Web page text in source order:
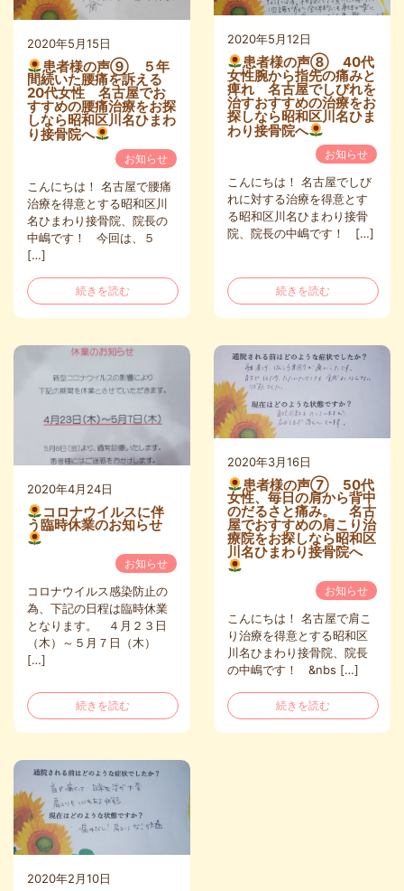
2020年5月15日
患者様の声⑨ ５年
間続いた腰痛を訴える
20代女性 名古屋でお
すすめの腰痛治療をお探
しなら昭和区川名ひまわ
り接骨院へ
お知らせ
こんにちは！ 名古屋で腰痛
治療を得意とする昭和区川
名ひまわり接骨院、院長の
中嶋です！ 今回は、５
[…]
続きを読む
2020年5月12日
患者様の声⑧ 40代
女性腕から指先の痛みと
痺れ 名古屋でしびれを
治すおすすめの治療をお
探しなら昭和区川名ひま
わり接骨院へ
お知らせ
こんにちは！ 名古屋でしび
れに対する治療を得意とす
る昭和区川名ひまわり接骨
院、院長の中嶋です！ […]
続きを読む
2020年4月24日
コロナウイルスに伴
う臨時休業のお知らせ
お知らせ
コロナウイルス感染防止の
為、下記の日程は臨時休業
となります。 ４月２３日
（木）～５月７日（木）
[…]
続きを読む
2020年3月16日
患者様の声⑦ 50代
女性、毎日の肩から背中
のだるさと痛み。 名古
屋でおすすめの肩こり治
療院をお探しなら昭和区
川名ひまわり接骨院へ
お知らせ
こんにちは！ 名古屋で肩こ
り治療を得意とする昭和区
川名ひまわり接骨院、院長
の中嶋です！ &nbs […]
続きを読む
2020年2月10日